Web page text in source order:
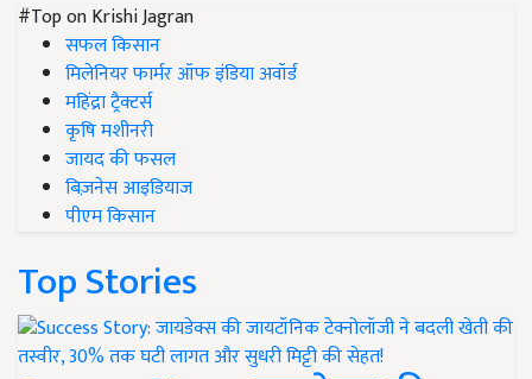
#Top on Krishi Jagran
सफल किसान
मिलेनियर फार्मर ऑफ इंडिया अवॉर्ड
महिंद्रा ट्रैक्टर्स
कृषि मशीनरी
जायद की फसल
बिज़नेस आइडियाज
पीएम किसान
Top Stories